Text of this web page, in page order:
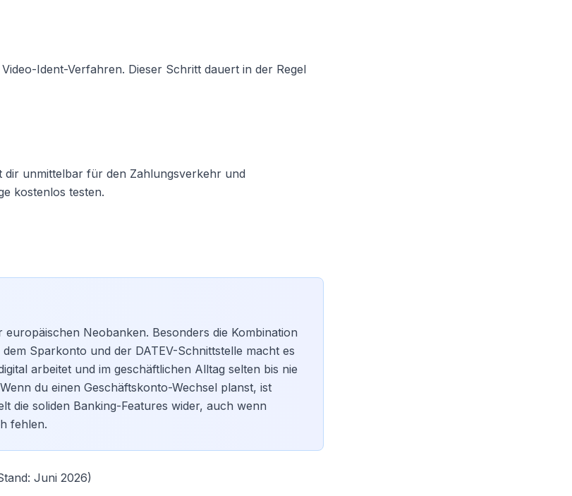
Ident-Verfahren. Dieser Schritt dauert in der Regel
dir unmittelbar für den Zahlungsverkehr und
kostenlos testen.
Neobanken. Besonders die Kombination
Sparkonto und der DATEV-Schnittstelle macht es
arbeitet und im geschäftlichen Alltag selten bis nie
du einen Geschäftskonto-Wechsel planst, ist
die soliden Banking-Features wider, auch wenn
fehlen.
Juni 2026)